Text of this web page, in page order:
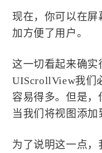
现在，你可以在屏
加方便了用户。
这一切看起来确
UIScrollView我们
容易得多。但是，
当我们将视图添加
为了说明这一点